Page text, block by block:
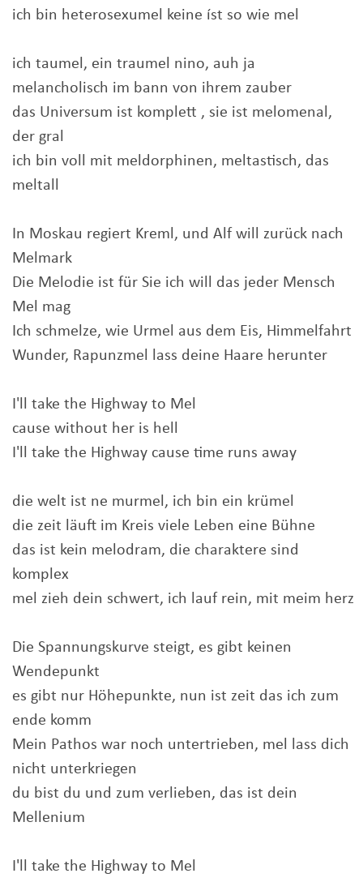
ich bin heterosexumel keine íst so wie mel
ich taumel, ein traumel nino, auh ja
melancholisch im bann von ihrem zauber
das Universum ist komplett , sie ist melomenal,
der gral
ich bin voll mit meldorphinen, meltastisch, das
meltall
In Moskau regiert Kreml, und Alf will zurück nach
Melmark
Die Melodie ist für Sie ich will das jeder Mensch
Mel mag
Ich schmelze, wie Urmel aus dem Eis, Himmelfahrt
Wunder, Rapunzmel lass deine Haare herunter
I'll take the Highway to Mel
cause without her is hell
I'll take the Highway cause time runs away
die welt ist ne murmel, ich bin ein krümel
die zeit läuft im Kreis viele Leben eine Bühne
das ist kein melodram, die charaktere sind
komplex
mel zieh dein schwert, ich lauf rein, mit meim herz
Die Spannungskurve steigt, es gibt keinen
Wendepunkt
es gibt nur Höhepunkte, nun ist zeit das ich zum
ende komm
Mein Pathos war noch untertrieben, mel lass dich
nicht unterkriegen
du bist du und zum verlieben, das ist dein
Mellenium
I'll take the Highway to Mel